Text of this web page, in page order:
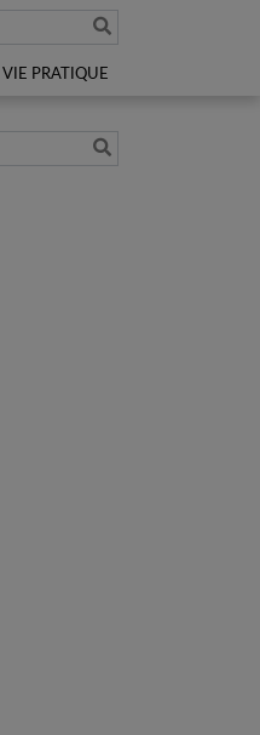
VIE PRATIQUE